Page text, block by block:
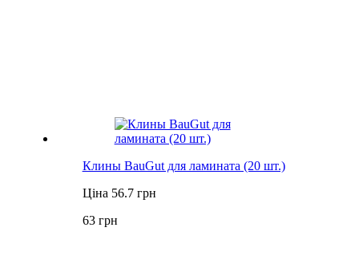
Клины BauGut для ламината (20 шт.)
Ціна 56.7 грн
63 грн